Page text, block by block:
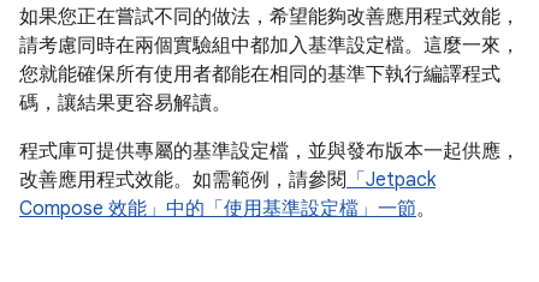
如果您正在嘗試不同的做法，希望能夠改善應用程式效能，
請考慮同時在兩個實驗組中都加入基準設定檔。這麼一來，
您就能確保所有使用者都能在相同的基準下執行編譯程式
碼，讓結果更容易解讀。
程式庫可提供專屬的基準設定檔，並與發布版本一起供應，
改善應用程式效能。如需範例，請參閱 「Jetpack
Compose 效能」中的「使用基準設定檔」一節。